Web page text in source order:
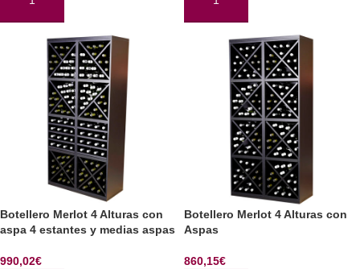
AÑADIR AL CARRITO AÑADIR AL CARRITO
Botellero Merlot 4 Alturas con
aspa 4 estantes y medias aspas
990,02€
Botellero Merlot 4 Alturas con
Aspas
860,15€